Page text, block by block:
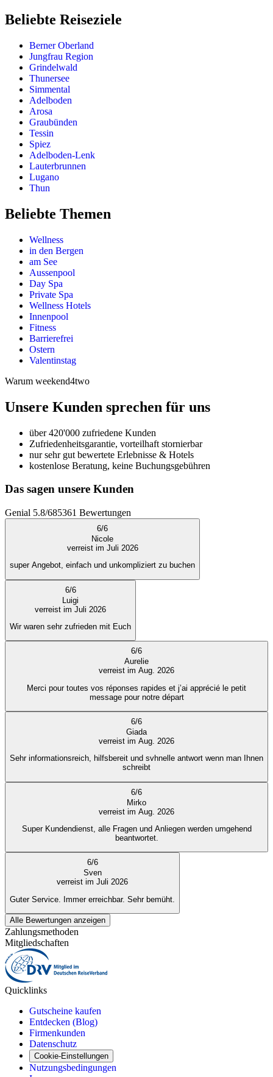
Beliebte Reiseziele
Berner Oberland
Jungfrau Region
Grindelwald
Thunersee
Simmental
Adelboden
Arosa
Graubünden
Tessin
Spiez
Adelboden-Lenk
Lauterbrunnen
Lugano
Thun
Beliebte Themen
Wellness
in den Bergen
am See
Aussenpool
Day Spa
Private Spa
Wellness Hotels
Innenpool
Fitness
Barrierefrei
Ostern
Valentinstag
Warum weekend4two
Unsere Kunden sprechen für uns
über 420'000 zufriedene Kunden
Zufriedenheitsgarantie, vorteilhaft stornierbar
nur sehr gut bewertete Erlebnisse & Hotels
kostenlose Beratung, keine Buchungsgebühren
Das sagen unsere Kunden
Genial 5.8/685361 Bewertungen
6/6
Nicole
verreist im Juli 2026
super Angebot, einfach und unkompliziert zu buchen
6/6
Luigi
verreist im Juli 2026
Wir waren sehr zufrieden mit Euch
6/6
Aurelie
verreist im Aug. 2026
Merci pour toutes vos réponses rapides et j’ai apprécié le petit
message pour notre départ
6/6
Giada
verreist im Aug. 2026
Sehr informationsreich, hilfsbereit und svhnelle antwort wenn man Ihnen
schreibt
6/6
Mirko
verreist im Aug. 2026
Super Kundendienst, alle Fragen und Anliegen werden umgehend
beantwortet.
6/6
Sven
verreist im Juli 2026
Guter Service. Immer erreichbar. Sehr bemüht.
Alle Bewertungen anzeigen
Zahlungsmethoden
Mitgliedschaften
Quicklinks
Gutscheine kaufen
Entdecken (Blog)
Firmenkunden
Datenschutz
Cookie-Einstellungen
Nutzungsbedingungen